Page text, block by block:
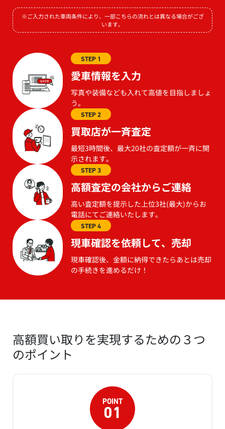
※ご入力された車両条件により、一部こちらの流れとは異なる場合がござ
います。
STEP 1
愛車情報を入力
写真や装備なども入れて高値を目指しましょ
う。
STEP 2
買取店が一斉査定
最短3時間後、最大20社の査定額が一斉に開
示されます。
STEP 3
高額査定の会社からご連絡
高い査定額を提示した上位3社(最大)からお
電話にてご連絡いたします。
STEP 4
現車確認を依頼して、売却
現車確認後、金額に納得できたらあとは売却
の手続きを進めるだけ！
高額買い取りを実現するための３つ
のポイント